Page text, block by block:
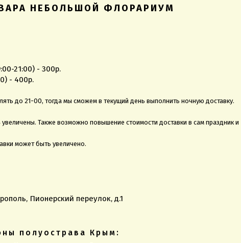
НЕБОЛЬШОЙ ФЛОРАРИУМ
21:00) - 300р.
- 400р.
до 21-00, тогда мы сможем в текущий день выполнить ночную доставку.
Также возможно повышение стоимости доставки в сам праздник и
может быть увеличено.
Пионерский переулок, д.1
полуострава Крым: